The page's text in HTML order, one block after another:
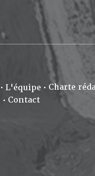
L'équipe
Charte
Contact